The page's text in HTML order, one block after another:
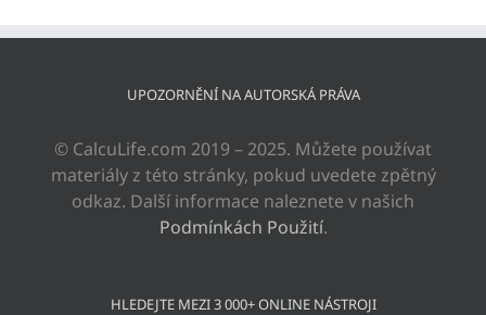
UPOZORNĚNÍ NA AUTORSKÁ PRÁVA
© CalcuLife.com 2019 – 2025. Můžete používat
materiály z této stránky, pokud uvedete zpětný
odkaz. Další informace naleznete v našich
Podmínkách Použití.
HLEDEJTE MEZI 3 000+ ONLINE NÁSTROJI